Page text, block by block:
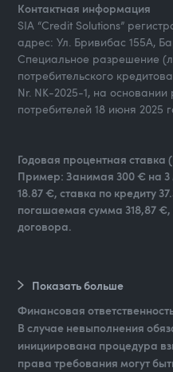
Контактная информация
SIA “Credit Solutions”
адрес: Ул. Бривибас 155А,
Специальное разрешение
потребительского
Nr. NK-2025-1, на
потребителей 18 июня 2025
Годовая процентная ставка
Пример: Занимая 300 € на 3
18.87 €, ставка по кредиту
погашаемая сумма 318,87
договора.
Показать больше
Финансовая
В случае невыполнения
инициирована процедура
права требования могут